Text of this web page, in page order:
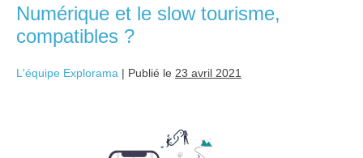
Numérique et le slow tourisme,
compatibles ?
L'équipe Explorama | Publié le 23 avril 2021